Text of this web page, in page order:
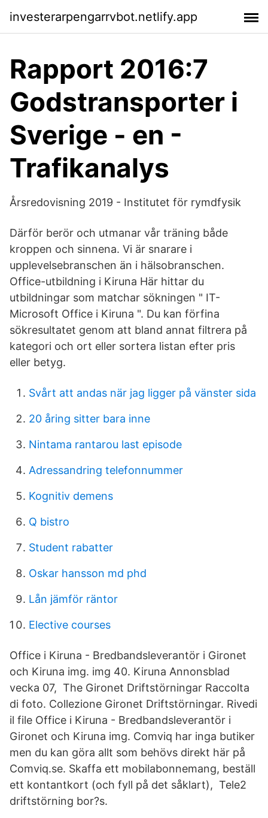
investerarpengarrvbot.netlify.app
Rapport 2016:7
Godstransporter i
Sverige - en -
Trafikanalys
Årsredovisning 2019 - Institutet för rymdfysik
Därför berör och utmanar vår träning både
kroppen och sinnena. Vi är snarare i
upplevelsebranschen än i hälsobranschen.
Office-utbildning i Kiruna Här hittar du
utbildningar som matchar sökningen " IT-
Microsoft Office i Kiruna ". Du kan förfina
sökresultatet genom att bland annat filtrera på
kategori och ort eller sortera listan efter pris
eller betyg.
Svårt att andas när jag ligger på vänster sida
20 åring sitter bara inne
Nintama rantarou last episode
Adressandring telefonnummer
Kognitiv demens
Q bistro
Student rabatter
Oskar hansson md phd
Lån jämför räntor
Elective courses
Office i Kiruna - Bredbandsleverantör i Gironet
och Kiruna img. img 40. Kiruna Annonsblad
vecka 07, The Gironet Driftstörningar Raccolta
di foto. Collezione Gironet Driftstörningar. Rivedi
il file Office i Kiruna - Bredbandsleverantör i
Gironet och Kiruna img. Comviq har inga butiker
men du kan göra allt som behövs direkt här på
Comviq.se. Skaffa ett mobilabonnemang, beställ
ett kontantkort (och fyll på det såklart), Tele2
driftstörning bor?s.